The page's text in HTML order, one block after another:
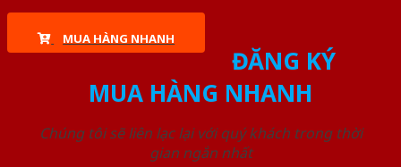
MUA HÀNG NHANH
ĐĂNG KÝ
MUA HÀNG NHANH
Chúng tôi sẽ liên lạc lại với quý khách trong thời
gian ngắn nhất